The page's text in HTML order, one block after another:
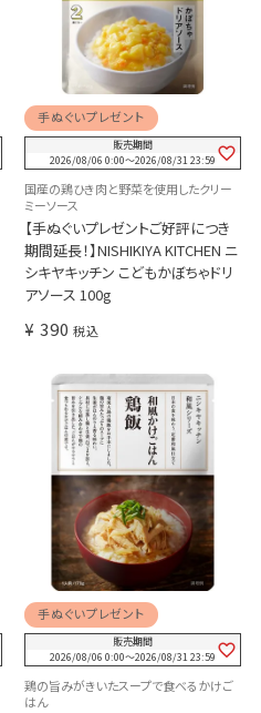
手ぬぐいプレゼント
販売期間
2026/08/06 0:00〜2026/08/31 23:59
国産の鶏ひき肉と野菜を使用したクリー
ミーソース
【手ぬぐいプレゼントご好評につき
期間延長！】NISHIKIYA KITCHEN ニ
シキヤキッチン こどもかぼちゃドリ
アソース 100g
¥ 390 税込
手ぬぐいプレゼント
販売期間
2026/08/06 0:00〜2026/08/31 23:59
鶏の旨みがきいたスープで食べるかけご
はん